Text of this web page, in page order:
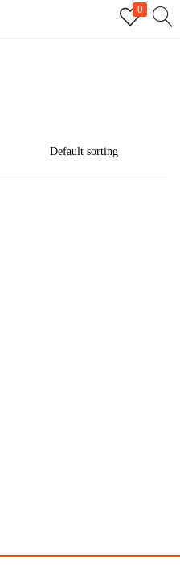
0
REGISTER